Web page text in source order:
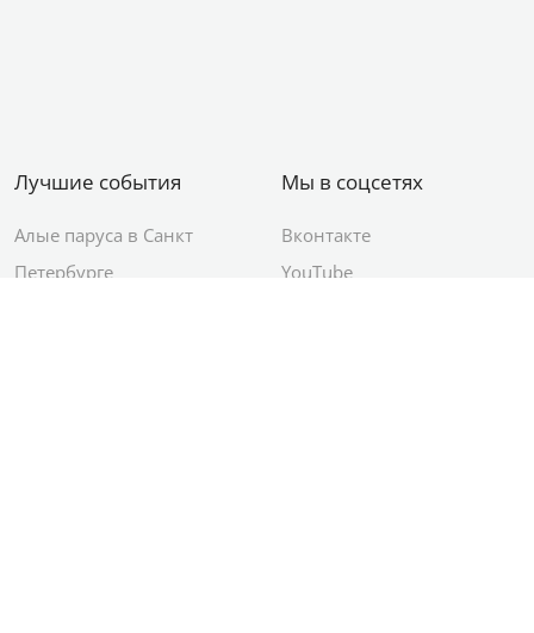
Лучшие события
Алые паруса в Санкт
Петербурге
Мы в соцсетях
Вконтакте
YouTube